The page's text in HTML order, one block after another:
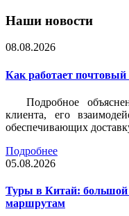
Наши новости
08.08.2026
Как работает почтовый
Подробное
клиента, его
обеспечивающих
Подробнее
05.08.2026
Туры в Китай: большой
маршрутам